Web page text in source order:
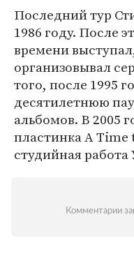
Последний тур
1986 году. После
времени
организовывал
того, после 1995
десятилетнюю
альбомов. В 2005
пластинка A Time
студийная работа
Комментарии